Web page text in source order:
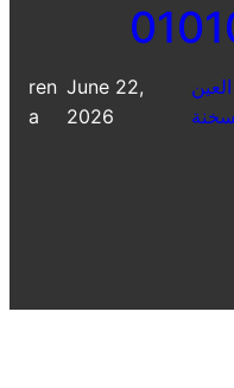
ren
a
June 22,
2026